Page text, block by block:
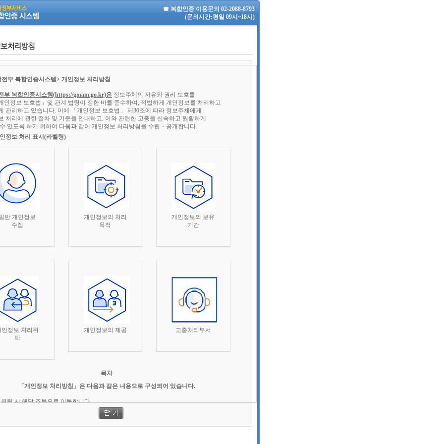
법 시행일부터 ~ 2024. 9. 18. 적용지침
☎ 복합인증 이용문의 02-2088-8793
(문의시간:평일 09시~18시)
부 복합인증시스템> 개인정보 처리방침
부 복합인증시스템(https://gmam.go.kr)은 정보주체의 자유와 권리 보호를
인정보 보호법」및 관계 법령이 정한 바를 준수하여, 적법하게 개인정보를 처리하고
관리하고 있습니다. 이에 「개인정보 보호법」 제30조에 따라 정보주체에게
처리에 관한 절차 및 기준을 안내하고, 이와 관련한 고충을 신속하고 원활하게
있도록 하기 위하여 다음과 같이 개인정보 처리방침을 수립・공개합니다.
정보 처리 표시(라벨링)
반 개인정보
수집
개인정보의 처리
목적
개인정보의 보유
기간
인정보 처리위
탁
개인정보의 제공 고충처리부서
목차
「개인정보 처리방침」은 다음과 같은 내용으로 구성되어 있습니다.
릭 시 해당 조문으로 이동합니다.